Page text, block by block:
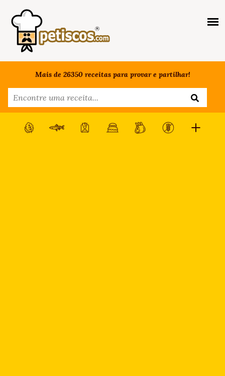
Mais de 26350 receitas para provar e partilhar!